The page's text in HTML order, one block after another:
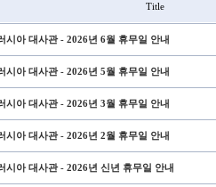
Title
시아 대사관 - 2026년 6월 휴무일 안내
시아 대사관 - 2026년 5월 휴무일 안내
시아 대사관 - 2026년 3월 휴무일 안내
시아 대사관 - 2026년 2월 휴무일 안내
시아 대사관 - 2026년 신년 휴무일 안내